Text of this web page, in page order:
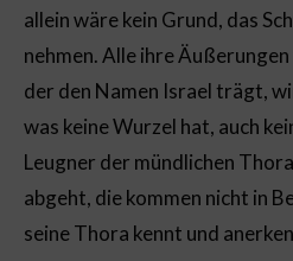
allein wäre kein Grund, das
nehmen. Alle ihre
der den Namen Israel trägt,
was keine Wurzel hat, auch
Leugner der mündlichen
abgeht, die kommen nicht in
seine Thora kennt und